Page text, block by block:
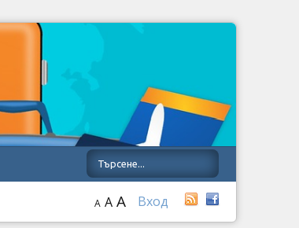
Вход
A A A